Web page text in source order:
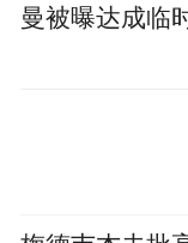
货车被狂风推
几分钟内被
曼被曝达成临